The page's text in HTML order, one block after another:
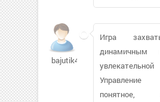
bajutik450
Игра
динамичным
Управление